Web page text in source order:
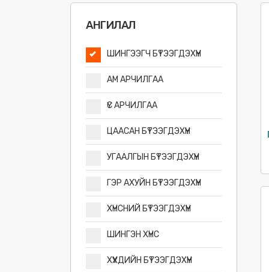
АНГИЛАЛ
ШИНГЭЭГЧ БҮТЭЭГДЭХҮҮН
АМ АРЧИЛГАА
ҮС АРЧИЛГАА
ЦААСАН БҮТЭЭГДЭХҮҮН
УГААЛГЫН БҮТЭЭГДЭХҮҮН
ГЭР АХУЙН БҮТЭЭГДЭХҮҮН
ХҮНСНИЙ БҮТЭЭГДЭХҮҮН
ШИНГЭН ХҮНС
ХҮҮХДИЙН БҮТЭЭГДЭХҮҮН